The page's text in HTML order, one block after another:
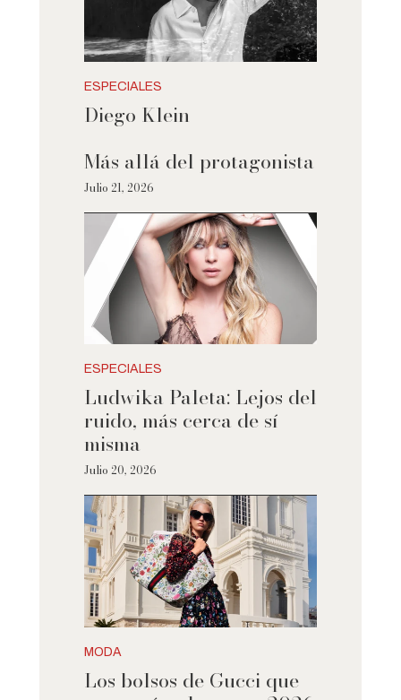
ESPECIALES
Diego Klein
Más allá del protagonista
Julio 21, 2026
ESPECIALES
Ludwika Paleta: Lejos del
ruido, más cerca de sí
misma
Julio 20, 2026
MODA
Los bolsos de Gucci que